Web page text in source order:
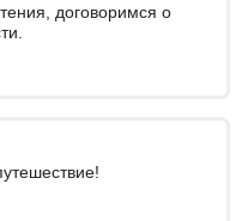
договоримся о